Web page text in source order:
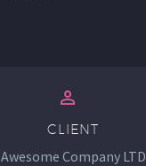


CLIENT
Awesome Company LTD